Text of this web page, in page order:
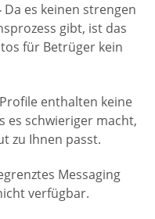
Da es keinen strengen
gibt, ist das
für Betrüger kein
enthalten keine
es schwieriger macht,
zu Ihnen passt.
Messaging
verfügbar.